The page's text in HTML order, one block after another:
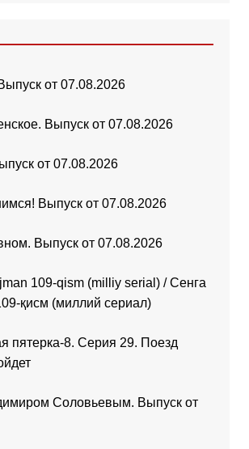
от 07.08.2026
Выпуск от 07.08.2026
от 07.08.2026
Выпуск от 07.08.2026
Выпуск от 07.08.2026
109-qism (milliy serial) / Сенга
қисм (миллий сериал)
пятерка-8. Серия 29. Поезд
Соловьевым. Выпуск от